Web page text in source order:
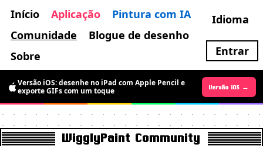
Início Aplicação
Pintura com IA
Comunidade
Blogue de desenho
Sobre
Idioma
Entrar
Versão Android →
Versão iOS: desenhe no iPad com Apple Pencil e
exporte GIFs com um toque
Versão iOS →
WigglyPaint Community